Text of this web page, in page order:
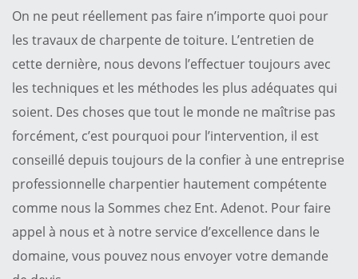
On ne peut réellement pas faire n’importe quoi pour
les travaux de charpente de toiture. L’entretien de
cette dernière, nous devons l’effectuer toujours avec
les techniques et les méthodes les plus adéquates qui
soient. Des choses que tout le monde ne maîtrise pas
forcément, c’est pourquoi pour l’intervention, il est
conseillé depuis toujours de la confier à une entreprise
professionnelle charpentier hautement compétente
comme nous la Sommes chez Ent. Adenot. Pour faire
appel à nous et à notre service d’excellence dans le
domaine, vous pouvez nous envoyer votre demande